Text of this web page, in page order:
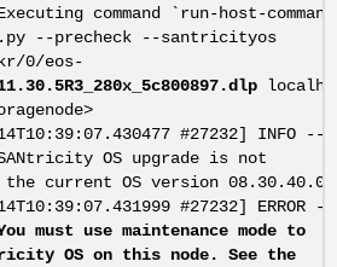
command `run-host-command
--precheck --santricityos
0/eos-
#27232] INFO --
OS upgrade is not
the current OS version
#27232] ERROR --
must use maintenance mode to
OS on this node. See the